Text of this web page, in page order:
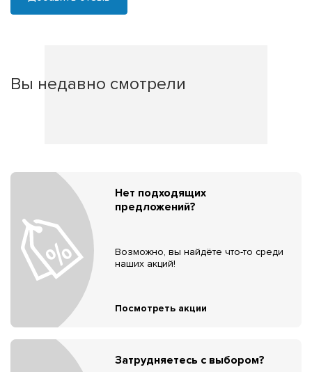
Вы недавно смотрели
Нет подходящих
предложений?
Возможно, вы найдёте что-то среди
наших акций!
Посмотреть акции
Затрудняетесь с выбором?